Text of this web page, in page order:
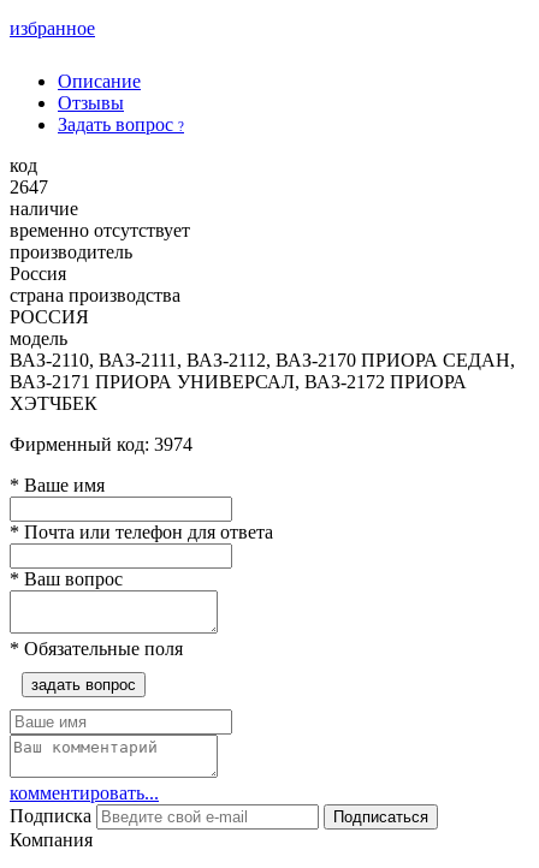
избранное
Описание
Отзывы
Задать вопрос ?
код
2647
наличие
временно отсутствует
производитель
Россия
страна производства
РОССИЯ
модель
ВАЗ-2110, ВАЗ-2111, ВАЗ-2112, ВАЗ-2170 ПРИОРА СЕДАН,
ВАЗ-2171 ПРИОРА УНИВЕРСАЛ, ВАЗ-2172 ПРИОРА
ХЭТЧБЕК
Фирменный код: 3974
* Ваше имя
* Почта или телефон для ответа
* Ваш вопрос
* Обязательные поля
задать вопрос
комментировать...
Подписка
Подписаться
Компания